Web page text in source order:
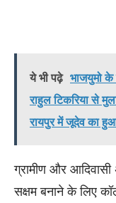
ये भी पढ़े भाजयुमो के
राहुल टिकरिया से
रायपुर में जूदेव का
ग्रामीण और आदिवासी
सक्षम बनाने के लिए